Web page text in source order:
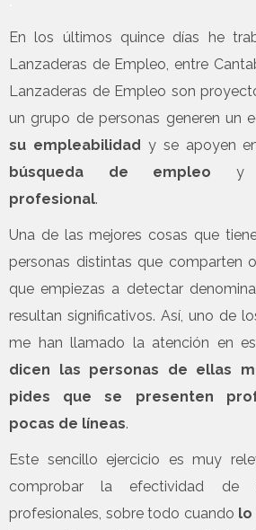
En los últimos quince días he
Lanzaderas de Empleo, entre
Lanzaderas de Empleo son
un grupo de personas generen un
su empleabilidad y se apoyen
búsqueda de empleo
profesional.
Una de las mejores cosas que
personas distintas que comparten
que empiezas a detectar
resultan significativos. Así, uno de
me han llamado la atención en
dicen las personas de ellas
pides que se presenten
pocas de líneas.
Este sencillo ejercicio es muy
comprobar la efectividad de
profesionales, sobre todo cuando lo